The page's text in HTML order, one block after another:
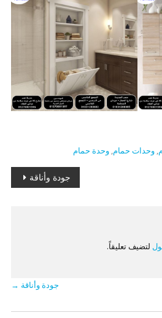
, وحدات حمام, وحدة حمام
جودة وأناقة
لتضيف تعليقاً.
جودة وأناقة →